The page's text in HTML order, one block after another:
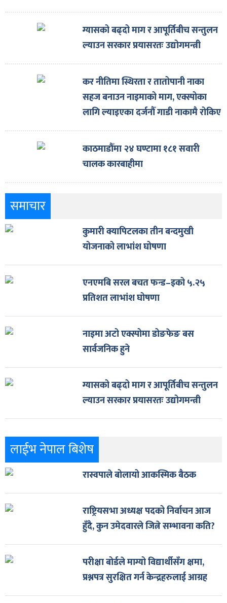
ग्यासको बढ्दो माग र आपूर्तिबीच सन्तुलन
ल्याउन सरकार प्रयासरतः उद्योगमन्त्री
कर नीतिमा स्थिरता र तातोपानी नाका
सहज बनाउन नाइमाको माग, एक्स्पोका
लागि ल्याइएका दर्जनौँ गाडी नाकामै रोकिए
काठमाडौँमा २४ घण्टामा १८१ सवारी
चालक कारबाहीमा
समाचार
कुमारी क्यापिटलका तीन बन्दमुखी
योजनाको लाभांश घोषणा
एनएमबि सरल बचत फन्ड–इको ५.२५
प्रतिशत लाभांश घोषणा
नाइमा अटो एक्स्पोमा डोङफेङ बस
सार्वजनिक हुने
ग्यासको बढ्दो माग र आपूर्तिबीच सन्तुलन
ल्याउन सरकार प्रयासरतः उद्योगमन्त्री
लाईभ नेपाल बिशेष
रास्वपाले बोलायो आकस्मिक बैठक
राष्ट्रियसभा अध्यक्ष पदको निर्वाचन आज
हुँदै, कुन उमेदवारले जित्ने सम्भावना कति?
परीक्षा बोर्डले माग्यो विद्यार्थीसँग क्षमा,
प्रश्नपत्र सुरक्षित गर्न केन्द्रहरुलाई आग्रह